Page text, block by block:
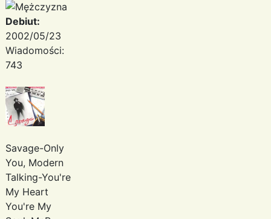
Debiut:
2002/05/23
Wiadomości:
743
Savage-Only
You, Modern
Talking-You're
My Heart
You're My